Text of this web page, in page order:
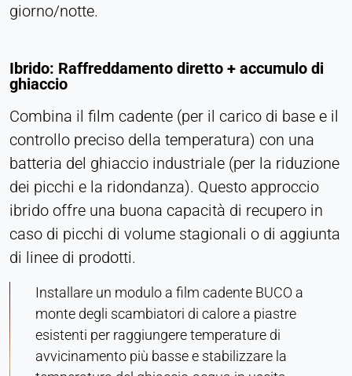
giorno/notte.
Ibrido: Raffreddamento diretto + accumulo di
ghiaccio
Combina il film cadente (per il carico di base e il
controllo preciso della temperatura) con una
batteria del ghiaccio industriale (per la riduzione
dei picchi e la ridondanza). Questo approccio
ibrido offre una buona capacità di recupero in
caso di picchi di volume stagionali o di aggiunta
di linee di prodotti.
Installare un modulo a film cadente BUCO a
monte degli scambiatori di calore a piastre
esistenti per raggiungere temperature di
avvicinamento più basse e stabilizzare la